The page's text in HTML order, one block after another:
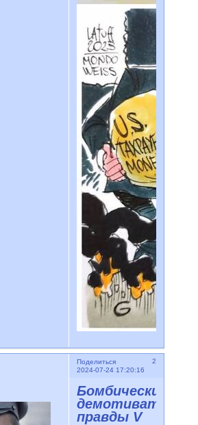
Поделиться
2
2024-07-24 17:20:16
Бомбические
демотиваторы
правды V